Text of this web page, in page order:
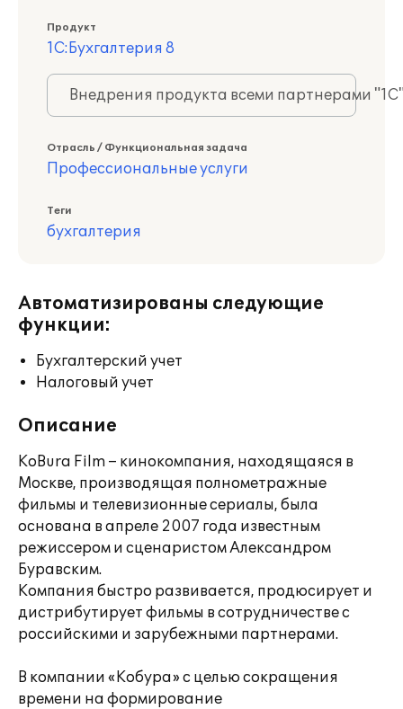
Продукт
1С:Бухгалтерия 8
Внедрения продукта всеми партнерами
Отрасль / Функциональная задача
Профессиональные услуги
Теги
бухгалтерия
Автоматизированы следующие
функции:
Бухгалтерский учет
Налоговый учет
Описание
KoBura Film – кинокомпания, находящаяся в
Москве, производящая полнометражные
фильмы и телевизионные сериалы, была
основана в апреле 2007 года известным
режиссером и сценаристом Александром
Буравским.
Компания быстро развивается, продюсирует и
дистрибутирует фильмы в сотрудничестве с
российскими и зарубежными партнерами.
В компании «Кобура» с целью сокращения
времени на формирование